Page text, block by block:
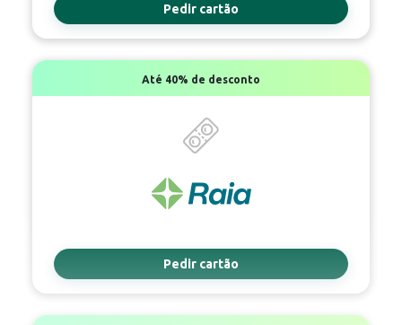
Pedir cartão
Até 40% de desconto
Pedir cartão